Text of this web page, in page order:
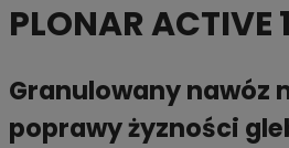
PLONAR ACTIVE
Granulowany nawóz
poprawy żyzności